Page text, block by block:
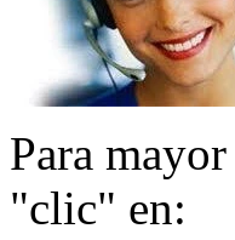
Para mayor
"clic" en: